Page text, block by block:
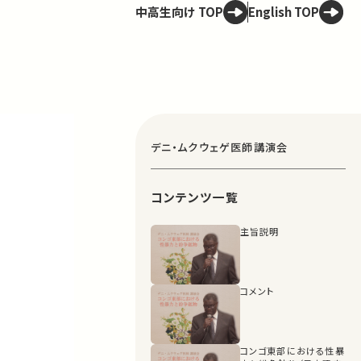
中高生向け TOP English TOP
デニ・ムクウェゲ医師講演会
コンテンツ一覧
主旨説明
コメント
コンゴ東部における性暴